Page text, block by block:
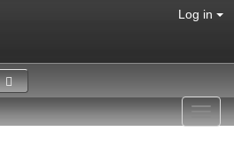
Log in